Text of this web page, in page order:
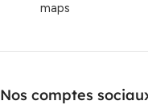
maps
Nos comptes